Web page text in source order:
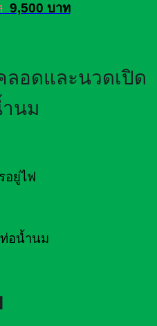
9,500 บาท
ลอดและนวดเปิด
นม
อยู่ไฟ
อน้ำนม